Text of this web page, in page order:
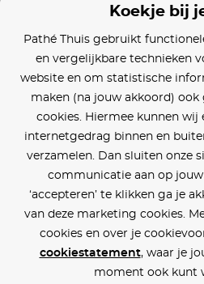
Koekje bij
Pathé Thuis gebruikt
en vergelijkbare technieken
website en om statistische
maken (na jouw akkoord)
cookies. Hiermee kunnen wij
internetgedrag binnen en
verzamelen. Dan sluiten onze
communicatie aan op
‘accepteren’ te klikken ga je
van deze marketing cookies.
cookies en over je
cookiestatement, waar je
moment ook kunt
Cookie
Over Pathé
CVD